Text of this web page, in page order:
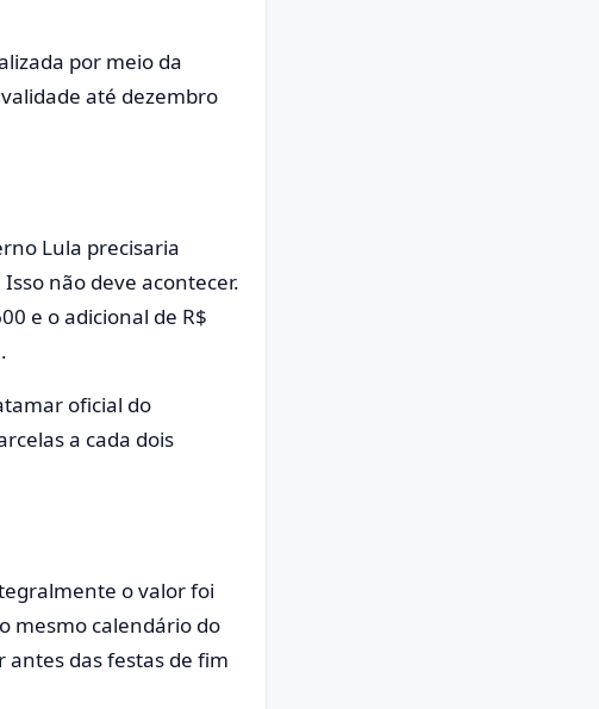
por meio da
até dezembro
Lula precisaria
não deve acontecer.
e o adicional de R$
oficial do
a cada dois
o valor foi
mesmo calendário do
das festas de fim